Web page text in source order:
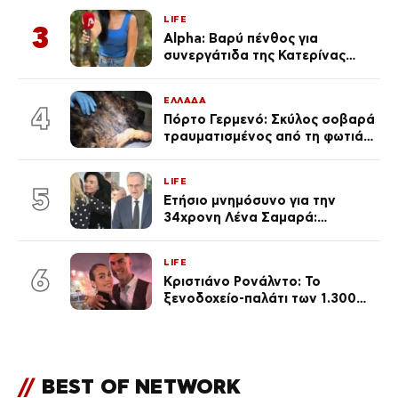
3
LIFE
Alpha: Βαρύ πένθος για
συνεργάτιδα της Κατερίνας
του Θεού»
4
ΕΛΛΑΔΑ
Πόρτο Γερμενό: Σκύλος σοβαρά
τραυματισμένος από τη φωτιά
5
LIFE
Ετήσιο μνημόσυνο για την
34χρονη Λένα Σαμαρά:
6
LIFE
Κριστιάνο Ρονάλντο: Το
ξενοδοχείο-παλάτι των 1.300
// BEST OF NETWORK